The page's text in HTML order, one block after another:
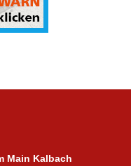
Main Kalbach